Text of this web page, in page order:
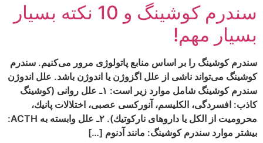
سندرم کوشینگ و 10 نکته بسیار
بسیار مهم!
سندرم كوشينگ را بر اساس منابع پاتولوژی مرور مى‏‌كنيم. سندرم
کوشینگ می‌تواند ناشی از علل اگزوژن یا اندوژن باشد. علل اندوژن
سندرم كوشينگ شامل موارد زير است: ۱ـ علل روانى (كوشينگ
كاذب: افسردگى، الكليسم، آنورکسی عصبی، اختلالات پانيك،
محروميت از الكل يا داروهاى ناركوتيك). ۲ـ علل وابسته به ACTH:
بیشتر موارد سندرم كوشينگ: مانند آدنوم […]